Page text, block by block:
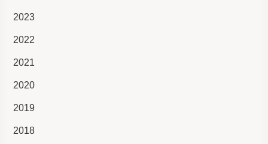
2023
2022
2021
2020
2019
2018